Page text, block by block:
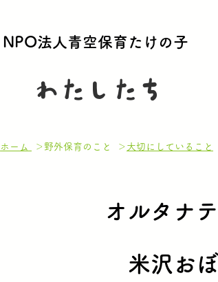
NPO法人青空保育たけの子
わたしたち
ホーム ＞野外保育のこと ＞ 大切にしていること
オルタナ
米沢お